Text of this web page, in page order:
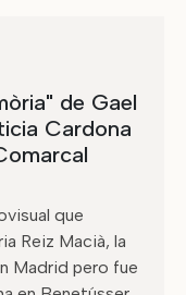
de Gael
Cardona
que
Reiz Macià, la
Madrid pero fue